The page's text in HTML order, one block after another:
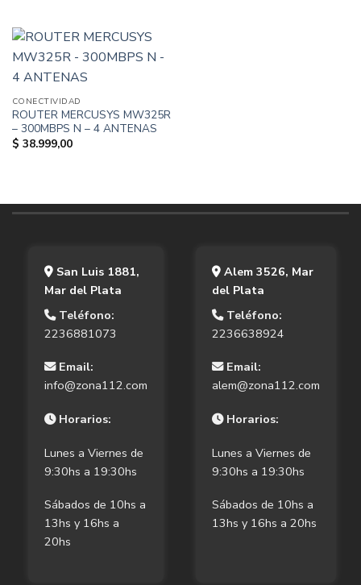
CONECTIVIDAD
ROUTER MERCUSYS MW325R
– 300MBPS N – 4 ANTENAS
$ 38.999,00
San Luis 1881,
Mar del Plata
Teléfono:
2236881073
Email:
info@zona112.com
Horarios:
Lunes a Viernes de
9:30hs a 19:30hs
Sábados de 10hs a
13hs y 16hs a
20hs
Alem 3526, Mar
del Plata
Teléfono:
2236638924
Email:
alem@zona112.com
Horarios:
Lunes a Viernes de
9:30hs a 19:30hs
Sábados de 10hs a
13hs y 16hs a 20hs